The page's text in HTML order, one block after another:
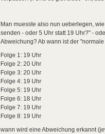
Man muesste also nun ueberlegen,
senden - oder 5 Uhr statt 19 Uhr?" -
Abweichung? Ab wann ist der
Folge 1: 19 Uhr
Folge 2: 20 Uhr
Folge 3: 20 Uhr
Folge 4: 19 Uhr
Folge 5: 19 Uhr
Folge 6: 18 Uhr
Folge 7: 19 Uhr
Folge 8: 19 Uhr
wann wird eine Abweichung erkannt